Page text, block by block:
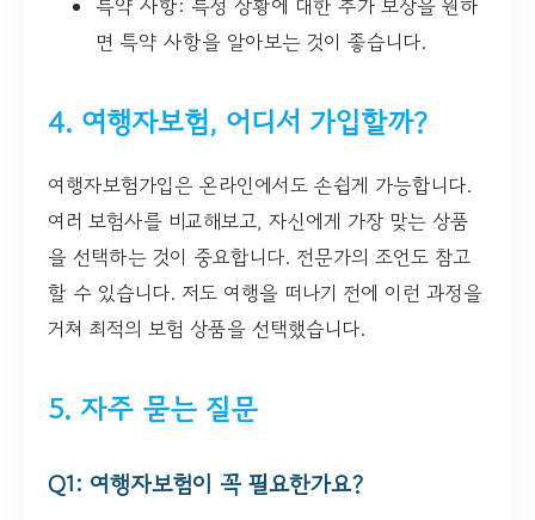
특약 사항: 특정 상황에 대한 추가 보장을 원하
면 특약 사항을 알아보는 것이 좋습니다.
4. 여행자보험, 어디서 가입할까?
여행자보험가입은 온라인에서도 손쉽게 가능합니다.
여러 보험사를 비교해보고, 자신에게 가장 맞는 상품
을 선택하는 것이 중요합니다. 전문가의 조언도 참고
할 수 있습니다. 저도 여행을 떠나기 전에 이런 과정을
거쳐 최적의 보험 상품을 선택했습니다.
5. 자주 묻는 질문
Q1: 여행자보험이 꼭 필요한가요?